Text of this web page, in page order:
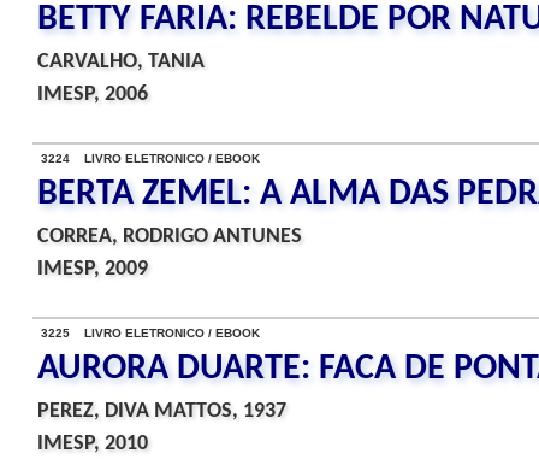
BETTY FARIA: REBELDE POR
CARVALHO, TANIA
IMESP, 2006
3224 LIVRO ELETRONICO / EBOOK
BERTA ZEMEL: A ALMA DAS
CORREA, RODRIGO ANTUNES
IMESP, 2009
3225 LIVRO ELETRONICO / EBOOK
AURORA DUARTE: FACA DE
PEREZ, DIVA MATTOS, 1937
IMESP, 2010